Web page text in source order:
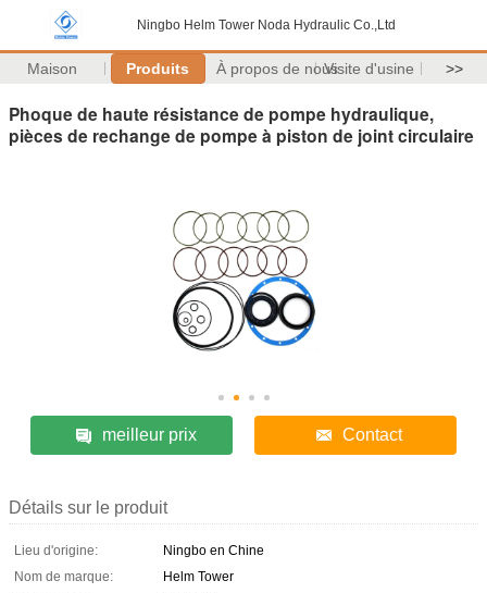
Ningbo Helm Tower Noda Hydraulic Co.,Ltd
Maison Produits À propos de nousVisite d'usine >>
Phoque de haute résistance de pompe hydraulique,
pièces de rechange de pompe à piston de joint circulaire
meilleur prix Contact
Détails sur le produit
Lieu d'origine:
Ningbo en Chine
Nom de marque:
Helm Tower